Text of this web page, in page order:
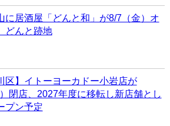
に居酒屋「どんと和」が8/7（金）オ
どんと跡地
区】イトーヨーカドー小岩店が
閉店、2027年度に移転し新店舗とし
プン予定